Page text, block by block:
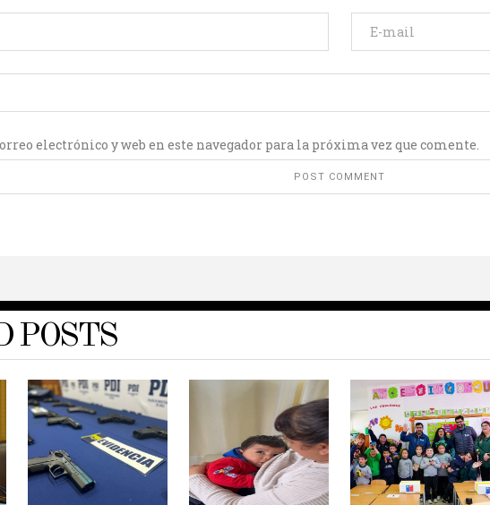
electrónico y web en este navegador para la próxima vez que comente.
POSTS